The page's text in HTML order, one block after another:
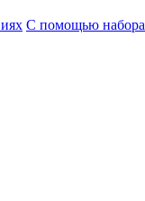
С помощью набора